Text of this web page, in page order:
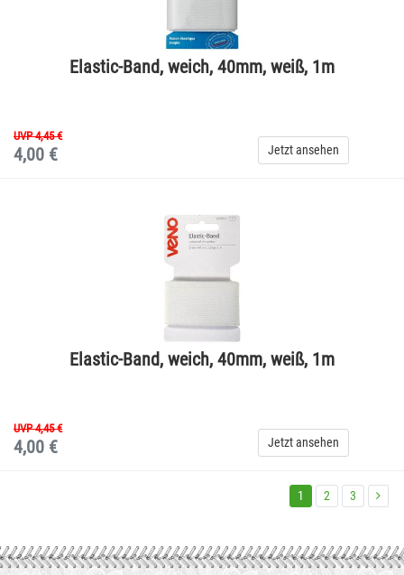
Elastic-Band, weich, 40mm, weiß, 1m
UVP 4,45 €
4,00 € Jetzt ansehen
Elastic-Band, weich, 40mm, weiß, 1m
UVP 4,45 €
4,00 € Jetzt ansehen
1 2 3